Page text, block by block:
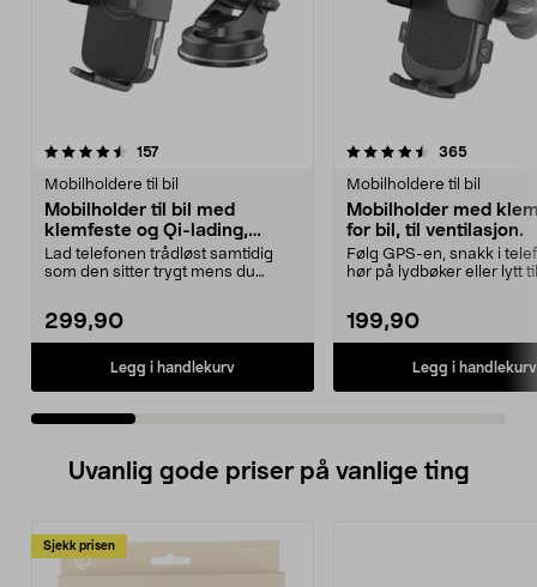
157anmeldelser
Mobilholdere til bil
Mobilholder til bil med
klemfeste og Qi-lading,
sugekopp
Lad telefonen trådløst samtidig
som den sitter trygt mens du
299,90
Legg i handlekurv
4.5 av 5 stjerner 365
Mobilholdere til bil
Mobilholder med
for bil, til ventilasjon.
Følg GPS-en, snakk i
hør på lydbøker eller lytt
199,90
Legg i handlekurv
4.5 av 5 stjerner
Uvanlig gode priser på vanlige ting
Sjekk prisen